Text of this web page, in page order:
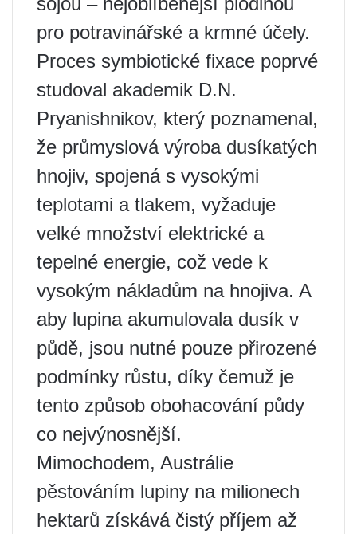
pro potravinářské a krmné účely.
Proces symbiotické fixace poprvé
studoval akademik D.N.
Pryanishnikov, který poznamenal,
že průmyslová výroba dusíkatých
hnojiv, spojená s vysokými
teplotami a tlakem, vyžaduje
velké množství elektrické a
tepelné energie, což vede k
vysokým nákladům na hnojiva. A
aby lupina akumulovala dusík v
půdě, jsou nutné pouze přirozené
podmínky růstu, díky čemuž je
tento způsob obohacování půdy
co nejvýnosnější.
Mimochodem, Austrálie
pěstováním lupiny na milionech
hektarů získává čistý příjem až